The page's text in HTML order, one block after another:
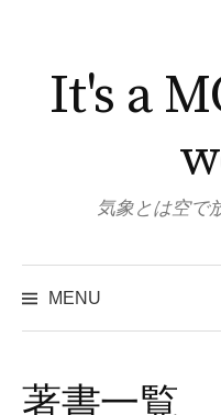
content
It's a
気象とは空で
MENU
著書一覧